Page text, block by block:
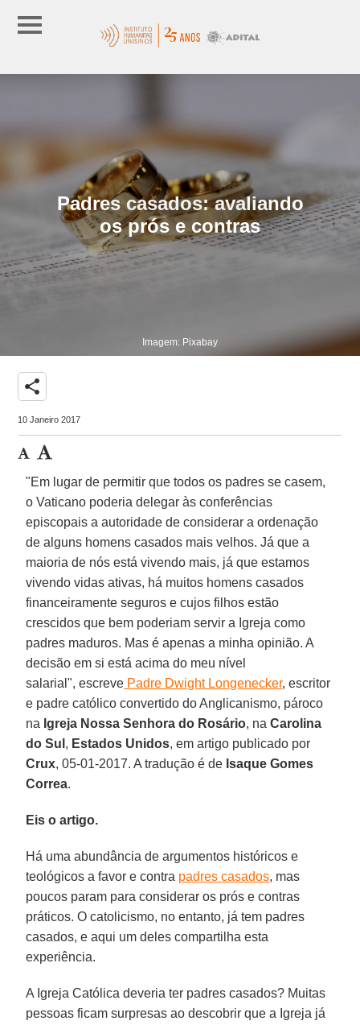
Padres casados: avaliando
os prós e contras
Imagem: Pixabay
share
10 Janeiro 2017
"Em lugar de permitir que todos os padres se casem,
o Vaticano poderia delegar às conferências
episcopais a autoridade de considerar a ordenação
de alguns homens casados mais velhos. Já que a
maioria de nós está vivendo mais, já que estamos
vivendo vidas ativas, há muitos homens casados
financeiramente seguros e cujos filhos estão
crescidos que bem poderiam servir a Igreja como
padres maduros. Mas é apenas a minha opinião. A
decisão em si está acima do meu nível
salarial", escreve Padre Dwight Longenecker, escritor
e padre católico convertido do Anglicanismo, pároco
na Igreja Nossa Senhora do Rosário, naCarolina
do Sul , Estados Unidos, em artigo publicado por
Crux, 05-01-2017. A tradução é de Isaque Gomes
Correa.
Eis o artigo.
Há uma abundância de argumentos históricos e
teológicos a favor e contra padres casados, mas
poucos param para considerar os prós e contras
práticos. O catolicismo, no entanto, já tem padres
casados, e aqui um deles compartilha esta
experiência.
A Igreja Católica deveria ter padres casados? Muitas
pessoas ficam surpresas ao descobrir que a Igreja já